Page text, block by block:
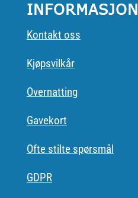
INFORMASJON
Kontakt oss
Kjøpsvilkår
Overnatting
Gavekort
Ofte stilte spørsmål
GDPR